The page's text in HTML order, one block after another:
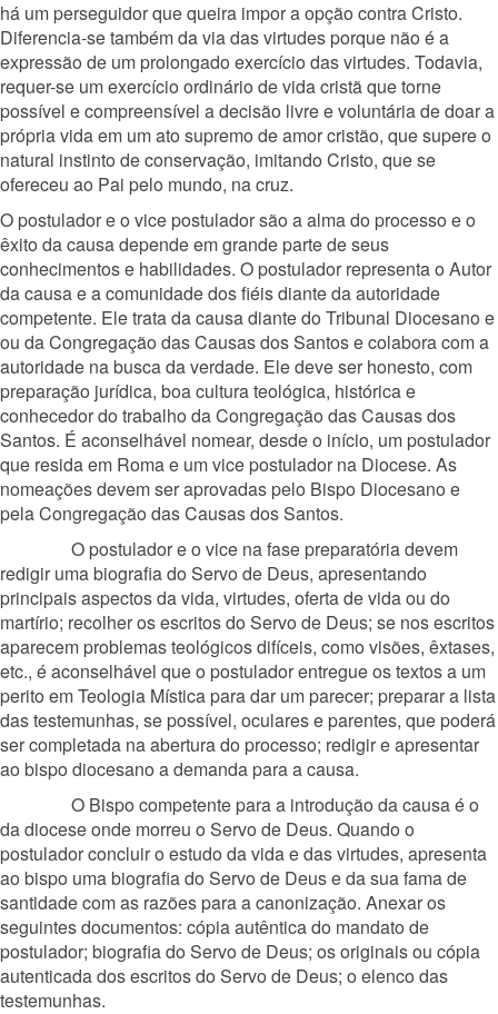
há um perseguidor que queira impor a opção contra Cristo.
Diferencia-se também da via das virtudes porque não é a
expressão de um prolongado exercício das virtudes. Todavia,
requer-se um exercício ordinário de vida cristã que torne
possível e compreensível a decisão livre e voluntária de doar a
própria vida em um ato supremo de amor cristão, que supere o
natural instinto de conservação, imitando Cristo, que se
ofereceu ao Pai pelo mundo, na cruz.
O postulador e o vice postulador são a alma do processo e o
êxito da causa depende em grande parte de seus
conhecimentos e habilidades. O postulador representa o Autor
da causa e a comunidade dos fiéis diante da autoridade
competente. Ele trata da causa diante do Tribunal Diocesano e
ou da Congregação das Causas dos Santos e colabora com a
autoridade na busca da verdade. Ele deve ser honesto, com
preparação jurídica, boa cultura teológica, histórica e
conhecedor do trabalho da Congregação das Causas dos
Santos. É aconselhável nomear, desde o início, um postulador
que resida em Roma e um vice postulador na Diocese. As
nomeações devem ser aprovadas pelo Bispo Diocesano e
pela Congregação das Causas dos Santos.
O postulador e o vice na fase preparatória devem
redigir uma biografia do Servo de Deus, apresentando
principais aspectos da vida, virtudes, oferta de vida ou do
martírio; recolher os escritos do Servo de Deus; se nos escritos
aparecem problemas teológicos difíceis, como visões, êxtases,
etc., é aconselhável que o postulador entregue os textos a um
perito em Teologia Mística para dar um parecer; preparar a lista
das testemunhas, se possível, oculares e parentes, que poderá
ser completada na abertura do processo; redigir e apresentar
ao bispo diocesano a demanda para a causa.
O Bispo competente para a introdução da causa é o
da diocese onde morreu o Servo de Deus. Quando o
postulador concluir o estudo da vida e das virtudes, apresenta
ao bispo uma biografia do Servo de Deus e da sua fama de
santidade com as razões para a canonização. Anexar os
seguintes documentos: cópia autêntica do mandato de
postulador; biografia do Servo de Deus; os originais ou cópia
autenticada dos escritos do Servo de Deus; o elenco das
testemunhas.